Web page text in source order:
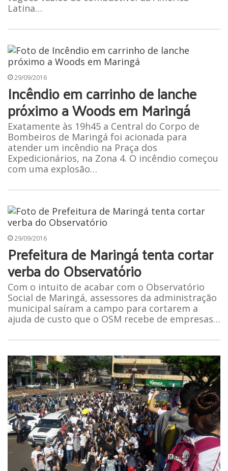
Latina…
29/09/2016
Incêndio em carrinho de lanche
próximo a Woods em Maringá
Exatamente às 19h45 a Central do Corpo de
Bombeiros de Maringá foi acionada para
atender um incêndio na Praça dos
Expedicionários, na Zona 4. O incêndio começou
com uma explosão…
29/09/2016
Prefeitura de Maringá tenta cortar
verba do Observatório
Com o intuito de acabar com o Observatório
Social de Maringá, assessores da administração
municipal saíram a campo para cortarem a
ajuda de custo que o OSM recebe de empresas…